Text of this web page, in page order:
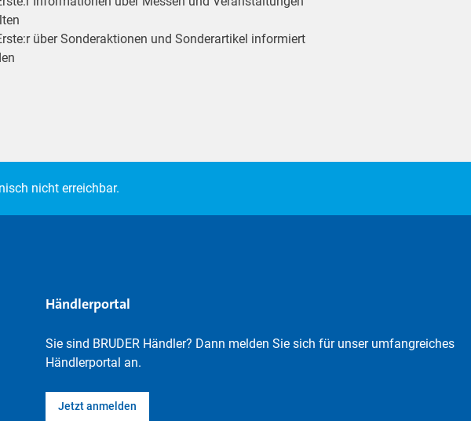
über Sonderaktionen und Sonderartikel informiert
nicht erreichbar.
Händlerportal
Sie sind BRUDER Händler? Dann melden Sie sich für unser umfangreiches
Händlerportal an.
Jetzt anmelden